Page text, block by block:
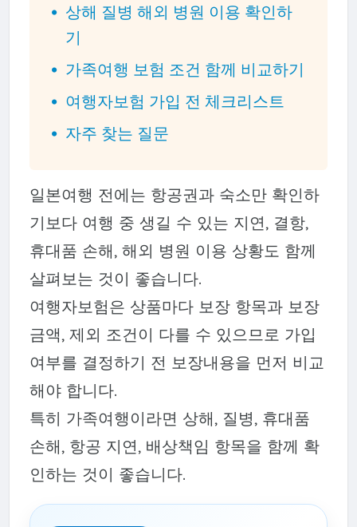
상해 질병 해외 병원 이용 확인하
기
가족여행 보험 조건 함께 비교하기
여행자보험 가입 전 체크리스트
자주 찾는 질문
일본여행 전에는 항공권과 숙소만 확인하
기보다 여행 중 생길 수 있는 지연, 결항,
휴대품 손해, 해외 병원 이용 상황도 함께
살펴보는 것이 좋습니다.
여행자보험은 상품마다 보장 항목과 보장
금액, 제외 조건이 다를 수 있으므로 가입
여부를 결정하기 전 보장내용을 먼저 비교
해야 합니다.
특히 가족여행이라면 상해, 질병, 휴대품
손해, 항공 지연, 배상책임 항목을 함께 확
인하는 것이 좋습니다.